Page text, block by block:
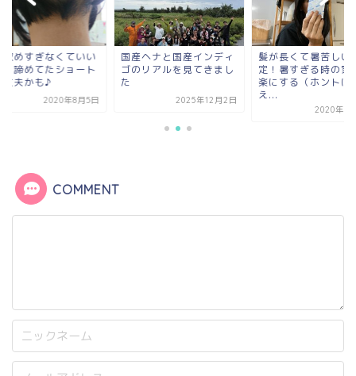
収めすぎなくていい
！諦めてたショート
丈夫かも♪
2020年8月5日
国産ヘナと国産インディ
ゴのリアルを見てきまし
た
2025年12月2日
髪が長くて暑苦しい
定！暑すぎる時の家
楽にする（ホントは
え...
2020年8
COMMENT